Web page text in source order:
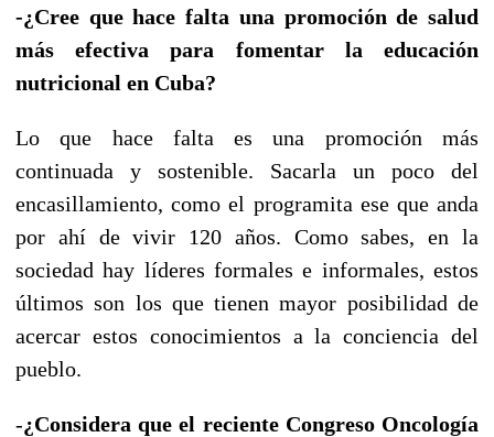
-¿Cree que hace falta una promoción de salud
más efectiva para fomentar la educación
nutricional en Cuba?
Lo que hace falta es una promoción más
continuada y sostenible. Sacarla un poco del
encasillamiento, como el programita ese que anda
por ahí de vivir 120 años. Como sabes, en la
sociedad hay líderes formales e informales, estos
últimos son los que tienen mayor posibilidad de
acercar estos conocimientos a la conciencia del
pueblo.
-¿Considera que el reciente Congreso Oncología